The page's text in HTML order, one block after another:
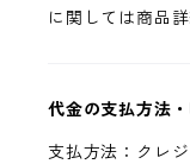
に関しては商品
代金の支払方法
支払方法：クレ